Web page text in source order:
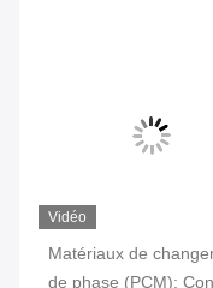
Vidéo
Matériaux de
de phase (PCM):